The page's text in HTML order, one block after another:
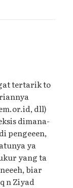
tertarik to
dll)
dimana-
pengeeen,
ya
yang ta
biar
n Ziyad